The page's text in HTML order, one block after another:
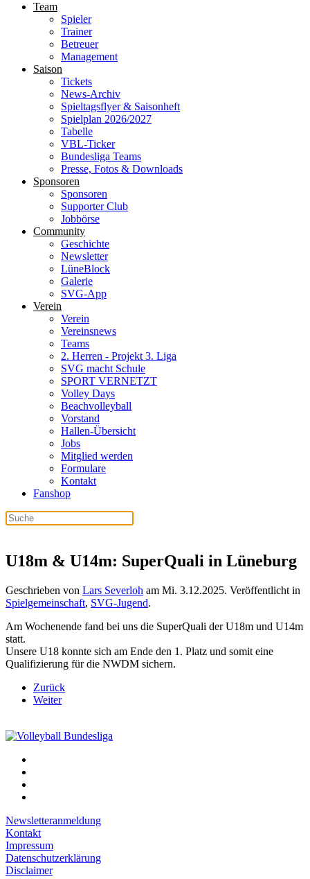
Team
Spieler
Trainer
Betreuer
Management
Saison
Tickets
News-Archiv
Spieltagsflyer & Saisonheft
Spielplan 2026/2027
Tabelle
VBL-Ticker
Bundesliga Teams
Presse, Fotos & Downloads
Sponsoren
Sponsoren
Supporter Club
Jobbörse
Community
Geschichte
Newsletter
LüneBlock
Galerie
SVG-App
Verein
Verein
Vereinsnews
Teams
2. Herren - Projekt 3. Liga
SVG macht Schule
SPORT VERNETZT
Volley Days
Beachvolleyball
Vorstand
Hallen-Übersicht
Jobs
Mitglied werden
Formulare
Kontakt
Fanshop
U18m & U14m: SuperQuali in Lüneburg
Geschrieben von Lars Severloh am Mi. 3.12.2025. Veröffentlicht in
Spielgemeinschaft, SVG-Jugend.
Am Wochenende fand bei uns die SuperQuali der U18m und U14m
statt.
Unsere U18 konnte sich am Ende den 1. Platz und somit eine
Qualifizierung für die NWDM sichern.
Zurück
Weiter
Newsletteranmeldung
Kontakt
Impressum
Datenschutzerklärung
Disclaimer